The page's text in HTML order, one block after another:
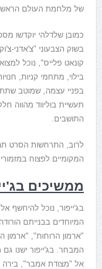
של מלחמת העולם
כמובן שלדלהי יוקדשו
בשוק הצבעוני "צ'אדני-
קונאט פלייס", נוכל
בילוי, מתחמי קניות,
בפניי עצמה, שמוטב
תעשיית בוליווד מהווה
התושבים.
לרוב, התרחשות הסרט
המקומיים לפצוח
ממשיכים
בג'ייפור, נוכל להיחשף
המיוחדים בבנייתם
"ארמון הרוחות",
המבחר. בג'ייפור ישנו
אל "מצודת אמבר",